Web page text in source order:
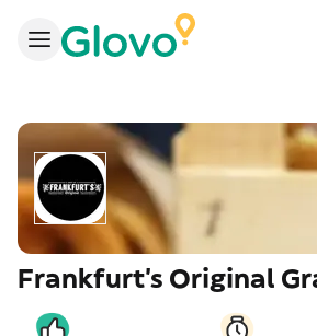
Frankfurt's Original